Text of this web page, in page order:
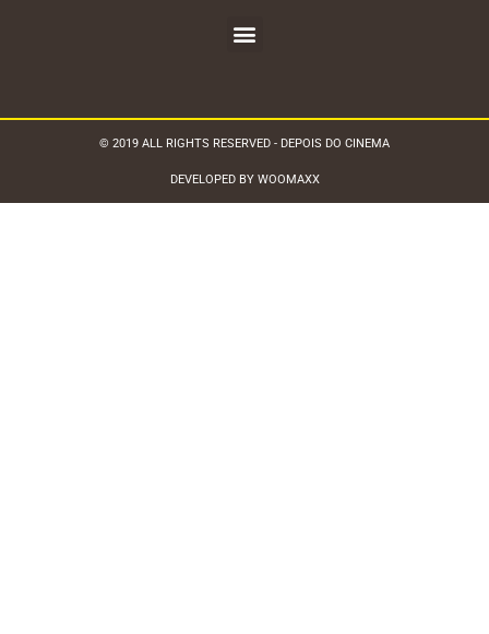
© 2019 ALL RIGHTS RESERVED - DEPOIS DO CINEMA
DEVELOPED BY WOOMAXX